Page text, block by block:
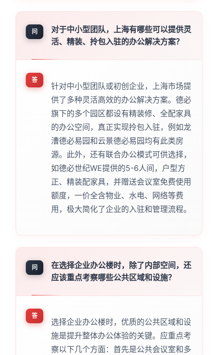
问
对于中小型团队，上海有哪些可以提供灵
活、精装、拎包入驻的办公解决方案？
答
针对中小型团队或初创企业，上海市场提
供了多种灵活高效的办公解决方案。德必
旗下的多个园区都设有精装修、全配家具
的办公空间，真正实现拎包入驻，例如龙
漕德必易园和云景德必易园均有此类房
源。此外，还有联合办公模式可供选择，
如德必世纪WE提供的5-6人间，户型方
正、精装配家具，并赠送会议室免费使用
额度，一价全含物业、水电、网络等费
用，极大简化了企业的入驻和管理流程。
问
在选择企业办公楼时，除了内部空间，还
应该重点考察哪些公共区域和设施？
答
选择企业办公楼时，优质的公共区域和设
施是提升整体办公体验的关键。应重点考
察以下几个方面：首先是公共会议室和多